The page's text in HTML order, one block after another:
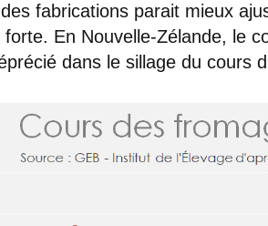
fabrications parait mieux
En Nouvelle-Zélande, le
dans le sillage du cours